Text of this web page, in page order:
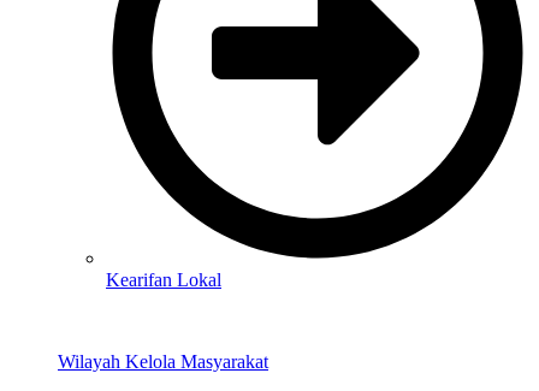
Kearifan Lokal
Wilayah Kelola Masyarakat